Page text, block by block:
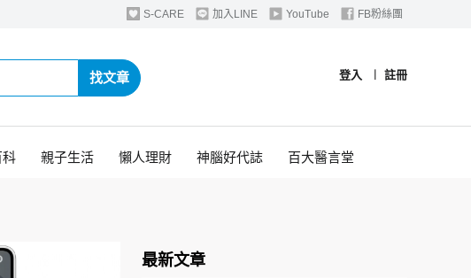
S-CARE 加入LINE YouTube FB粉絲團
登入 註冊
找文章
親子生活 懶人理財 神腦好代誌 百大醫言堂
最新文章